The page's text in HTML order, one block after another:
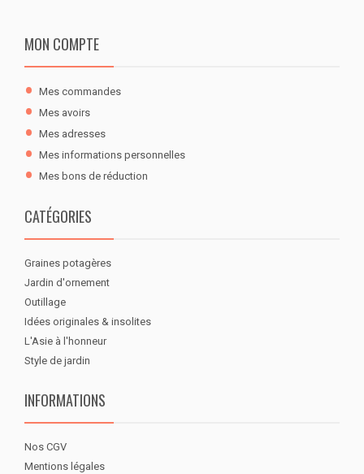
MON COMPTE
Mes commandes
Mes avoirs
Mes adresses
Mes informations personnelles
Mes bons de réduction
CATÉGORIES
Graines potagères
Jardin d'ornement
Outillage
Idées originales & insolites
L'Asie à l'honneur
Style de jardin
INFORMATIONS
Nos CGV
Mentions légales